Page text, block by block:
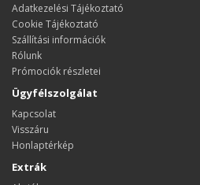
Adatkezelési Tájékoztató
Cookie Tájékoztató
Szállítási információk
Rólunk
Prómociók részletei
Ügyfélszolgálat
Kapcsolat
Visszáru
Honlaptérkép
Extrák